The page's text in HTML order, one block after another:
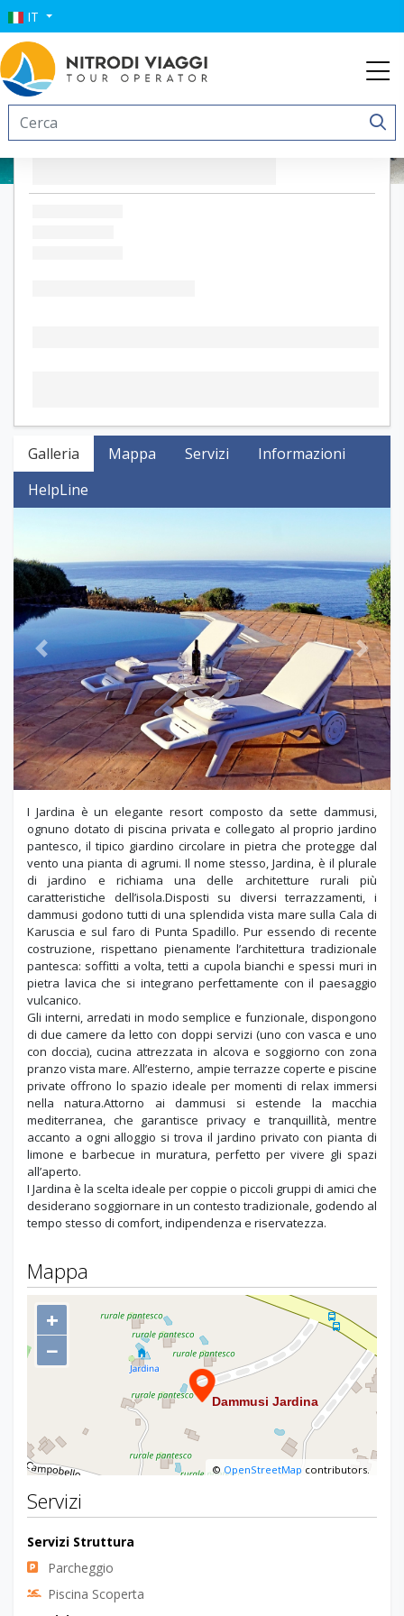
IT
Galleria Mappa Servizi
Informazioni
HelpLine
Previous Next
I Jardina è un elegante resort composto da sette dammusi,
ognuno dotato di piscina privata e collegato al proprio jardino
pantesco, il tipico giardino circolare in pietra che protegge dal
vento una pianta di agrumi. Il nome stesso, Jardina, è il plurale
di jardino e richiama una delle architetture rurali più
caratteristiche dell’isola.Disposti su diversi terrazzamenti, i
dammusi godono tutti di una splendida vista mare sulla Cala di
Karuscia e sul faro di Punta Spadillo. Pur essendo di recente
costruzione, rispettano pienamente l’architettura tradizionale
pantesca: soffitti a volta, tetti a cupola bianchi e spessi muri in
pietra lavica che si integrano perfettamente con il paesaggio
vulcanico.
Gli interni, arredati in modo semplice e funzionale, dispongono
di due camere da letto con doppi servizi (uno con vasca e uno
con doccia), cucina attrezzata in alcova e soggiorno con zona
pranzo vista mare. All’esterno, ampie terrazze coperte e piscine
private offrono lo spazio ideale per momenti di relax immersi
nella natura.Attorno ai dammusi si estende la macchia
mediterranea, che garantisce privacy e tranquillità, mentre
accanto a ogni alloggio si trova il jardino privato con pianta di
limone e barbecue in muratura, perfetto per vivere gli spazi
all’aperto.
I Jardina è la scelta ideale per coppie o piccoli gruppi di amici che
desiderano soggiornare in un contesto tradizionale, godendo al
tempo stesso di comfort, indipendenza e riservatezza.
Mappa
+
−
©OpenStreetMap contributors.
Servizi
Servizi Struttura
Parcheggio
Piscina Scoperta